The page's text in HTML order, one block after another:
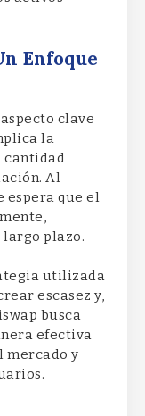
Enfoque
clave
la
cantidad
Al
espera que el
largo plazo.
utilizada
escasez y,
busca
efectiva
mercado y